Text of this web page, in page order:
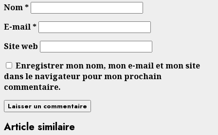
Nom*
E-mail*
Site web
Enregistrer mon nom, mon e-mail et mon site
dans le navigateur pour mon prochain
commentaire.
Article similaire